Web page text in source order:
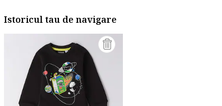
Istoricul tau de navigare